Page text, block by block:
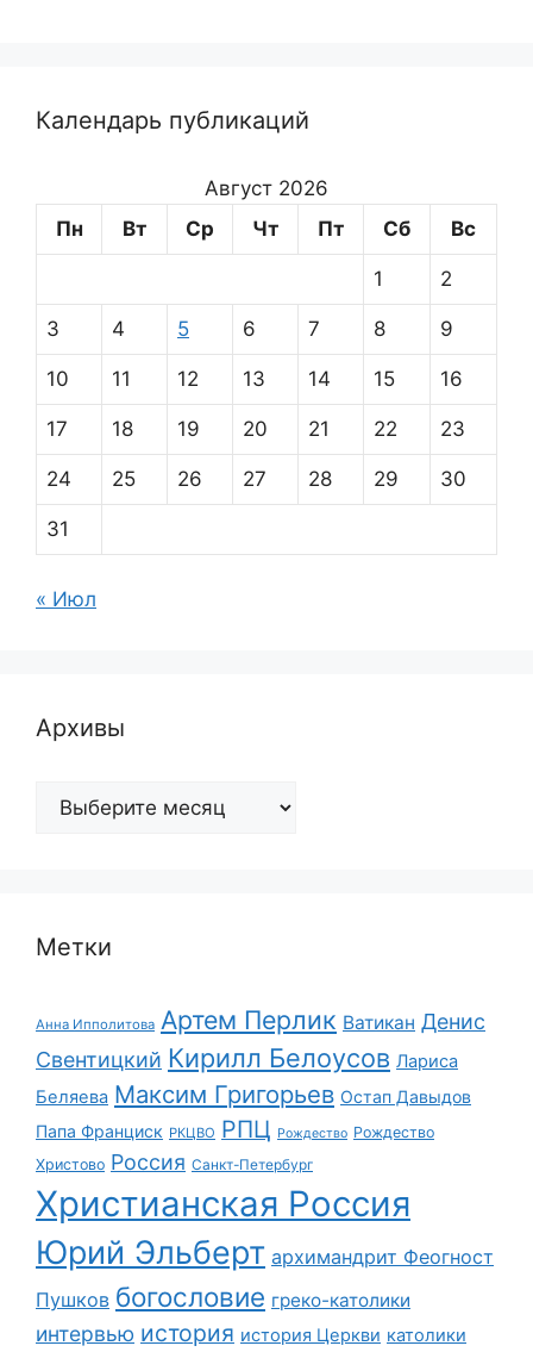
Календарь публикаций
Август 2026
Пн
Вт Ср Чт Пт Сб Вс
1 2
3 4 5 6 7 8 9
10 11 12 13 14 15 16
17 18 19 20 21 22 23
24 25 26 27 28 29 30
31
« Июл
Архивы
Архивы
Метки
Анна Ипполитова Артем Перлик Ватикан Денис
Свентицкий Кирилл Белоусов Лариса
Беляева Максим Григорьев Остап Давыдов
Папа Франциск РКЦВО РПЦ Рождество Рождество
Христово Россия Санкт-Петербург
Христианская Россия
Юрий Эльберт архимандрит Феогност
Пушков богословие греко-католики
интервью история история Церкви католики